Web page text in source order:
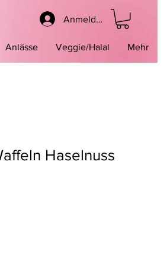
Anlässe Veggie/Halal Mehr
Anmelden
Haselnuss